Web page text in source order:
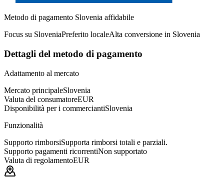
Metodo di pagamento Slovenia affidabile
Focus su SloveniaPreferito localeAlta conversione in Slovenia
Dettagli del metodo di pagamento
Adattamento al mercato
Mercato principaleSlovenia
Valuta del consumatoreEUR
Disponibilità per i commerciantiSlovenia
Funzionalità
Supporto rimborsiSupporta rimborsi totali e parziali.
Supporto pagamenti ricorrentiNon supportato
Valuta di regolamentoEUR